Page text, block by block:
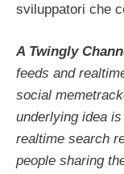
sviluppatori che
A Twingly
feeds and
social
underlying idea
realtime search
people sharing